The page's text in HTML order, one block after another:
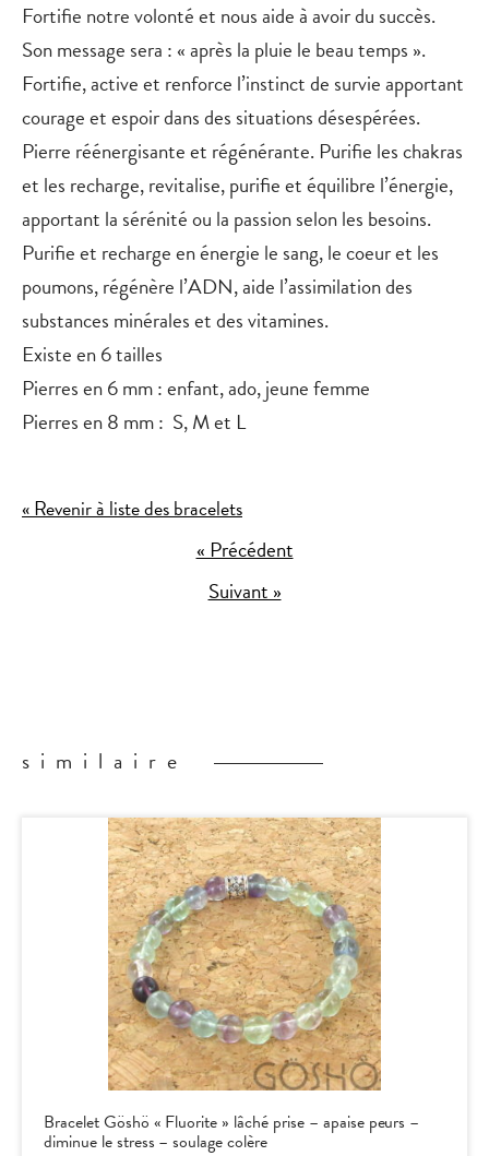
Fortifie notre volonté et nous aide à avoir du succès.
Son message sera : « après la pluie le beau temps ».
Fortifie, active et renforce l’instinct de survie apportant
courage et espoir dans des situations désespérées.
Pierre réénergisante et régénérante. Purifie les chakras
et les recharge, revitalise, purifie et équilibre l’énergie,
apportant la sérénité ou la passion selon les besoins.
Purifie et recharge en énergie le sang, le coeur et les
poumons, régénère l’ADN, aide l’assimilation des
substances minérales et des vitamines.
Existe en 6 tailles
Pierres en 6 mm : enfant, ado, jeune femme
Pierres en 8 mm : S, M et L
« Revenir à liste des bracelets
« Précédent
Suivant »
similaire
Bracelet Göshö « Fluorite » lâché prise – apaise peurs –
diminue le stress – soulage colère